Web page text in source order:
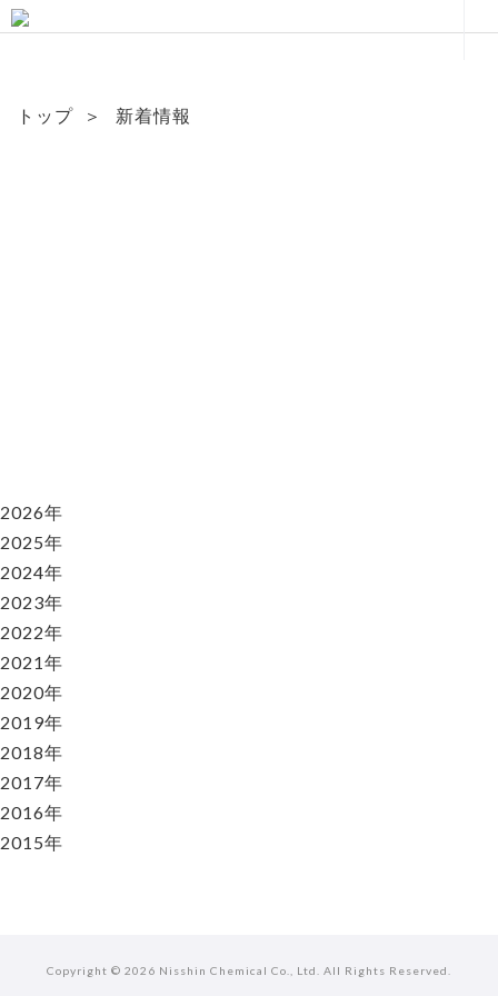
トップ ＞ 新着情報
2026年
2025年
2024年
2023年
2022年
2021年
2020年
2019年
2018年
2017年
2016年
2015年
Copyright © 2026 Nisshin Chemical Co., Ltd. All Rights Reserved.